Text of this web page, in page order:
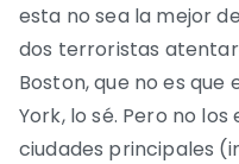
esta no sea la mejor
dos terroristas
Boston, que no es
York, lo sé. Pero no
ciudades principales